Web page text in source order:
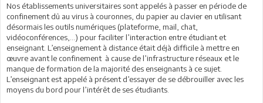
Nos établissements universitaires sont appelés à passer en période de
confinement dû au virus à couronnes, du papier au clavier en utilisant
désormais les outils numériques (plateforme, mail, chat,
vidéoconférences,…) pour faciliter l’interaction entre étudiant et
enseignant. L’enseignement à distance était déjà difficile à mettre en
œuvre avant le confinement à cause de l’infrastructure réseaux et le
manque de formation de la majorité des enseignants à ce sujet.
L’enseignant est appelé à présent d’essayer de se débrouiller avec les
moyens du bord pour l’intérêt de ses étudiants.